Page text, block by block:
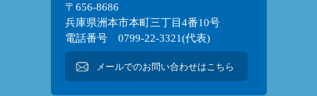
〒656-8686
兵庫県洲本市本町三丁目4番10号
電話番号 0799-22-3321(代表)
メールでのお問い合わせはこちら